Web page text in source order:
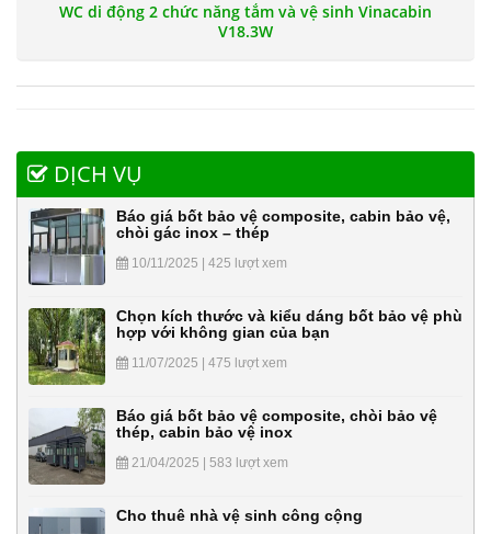
WC di động 2 chức năng tắm và vệ sinh Vinacabin
V18.3W
DỊCH VỤ
Báo giá bốt bảo vệ composite, cabin bảo vệ,
chòi gác inox – thép
10/11/2025 | 425 lượt xem
Chọn kích thước và kiểu dáng bốt bảo vệ phù
hợp với không gian của bạn
11/07/2025 | 475 lượt xem
Báo giá bốt bảo vệ composite, chòi bảo vệ
thép, cabin bảo vệ inox
21/04/2025 | 583 lượt xem
Cho thuê nhà vệ sinh công cộng